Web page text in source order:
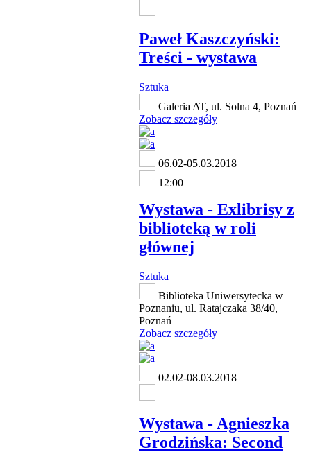
Paweł Kaszczyński:
Treści - wystawa
Sztuka
Galeria AT, ul. Solna 4, Poznań
Zobacz szczegóły
06.02-05.03.2018
12:00
Wystawa - Exlibrisy z
biblioteką w roli
głównej
Sztuka
Biblioteka Uniwersytecka w
Poznaniu, ul. Ratajczaka 38/40,
Poznań
Zobacz szczegóły
02.02-08.03.2018
Wystawa - Agnieszka
Grodzińska: Second